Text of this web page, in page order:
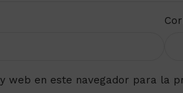
web en este navegador para la